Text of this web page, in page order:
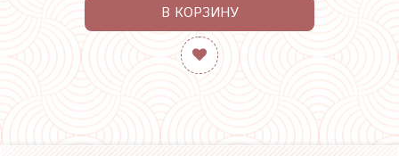
В КОРЗИНУ